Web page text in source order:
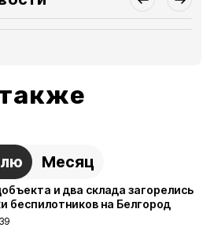
Месяц
и два склада загорелись
беспилотников на Белгород